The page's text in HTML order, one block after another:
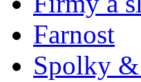
Farnost
Spolky